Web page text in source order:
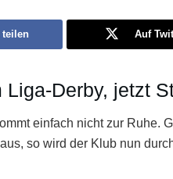
teilen Auf
Liga-Derby, jetzt
einfach nicht zur Ruhe.
aus, so wird der Klub nun